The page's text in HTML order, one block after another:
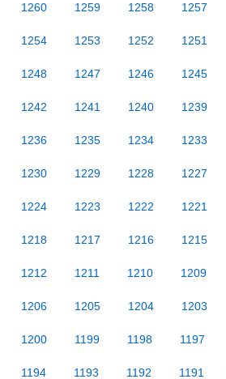
1260 1259 1258 1257
1254 1253 1252 1251
1248 1247 1246 1245
1242 1241 1240 1239
1236 1235 1234 1233
1230 1229 1228 1227
1224 1223 1222 1221
1218 1217 1216 1215
1212 1211 1210 1209
1206 1205 1204 1203
1200 1199 1198 1197
1194 1193 1192 1191